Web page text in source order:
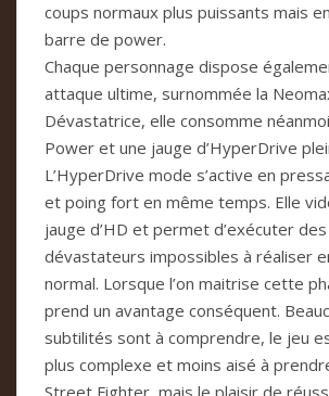
coups normaux plus puissants mais
barre de power.
Chaque personnage dispose
attaque ultime, surnommée la
Dévastatrice, elle consomme
Power et une jauge d’HyperDrive
L’HyperDrive mode s’active en
et poing fort en même temps. Elle
jauge d’HD et permet d’exécuter
dévastateurs impossibles à réaliser
normal. Lorsque l’on maitrise cette
prend un avantage conséquent.
subtilités sont à comprendre, le jeu
plus complexe et moins aisé à